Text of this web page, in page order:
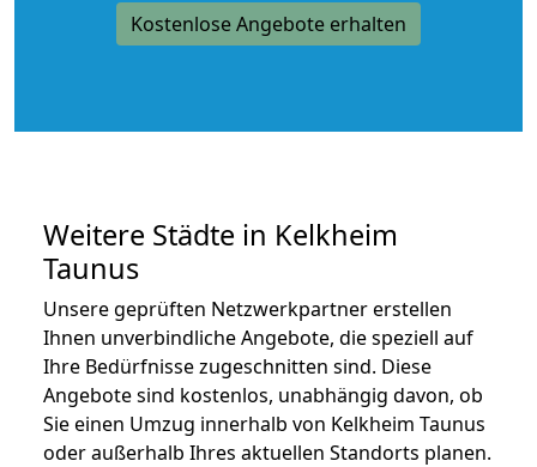
Kostenlose Angebote erhalten
Weitere Städte in Kelkheim
Taunus
Unsere geprüften Netzwerkpartner erstellen
Ihnen unverbindliche Angebote, die speziell auf
Ihre Bedürfnisse zugeschnitten sind. Diese
Angebote sind kostenlos, unabhängig davon, ob
Sie einen Umzug innerhalb von Kelkheim Taunus
oder außerhalb Ihres aktuellen Standorts planen.